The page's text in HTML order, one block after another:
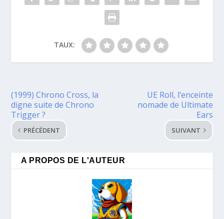
TAUX:
(1999) Chrono Cross, la
digne suite de Chrono
Trigger ?
PRÉCÉDENT
UE Roll, l’enceinte
nomade de Ultimate
Ears
SUIVANT
A PROPOS DE L'AUTEUR